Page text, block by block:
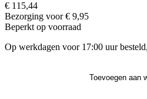
€ 115,44
Bezorging voor € 9,95
Beperkt op voorraad
Op werkdagen voor 17:00 uur
Toevoegen aan